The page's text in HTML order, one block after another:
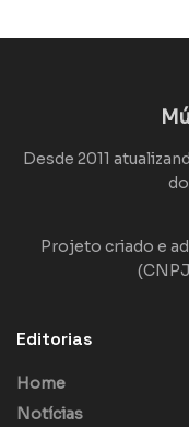
Desde 2011
Projeto criado e
Editorias
Home
Notícias